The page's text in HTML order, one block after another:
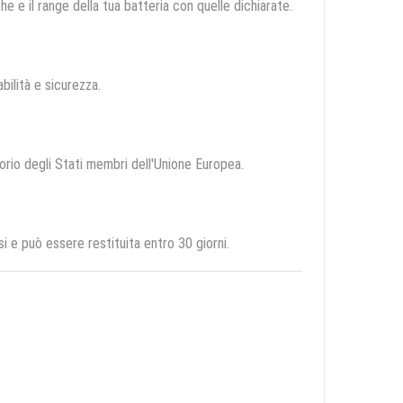
e il range della tua batteria con quelle dichiarate.
e sicurezza.
degli Stati membri dell'Unione Europea.
e può essere restituita entro 30 giorni.